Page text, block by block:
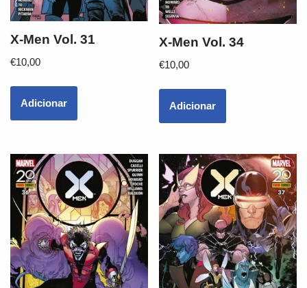
X-Men Vol. 31
€10,00
Adicionar
X-Men Vol. 34
€10,00
Adicionar